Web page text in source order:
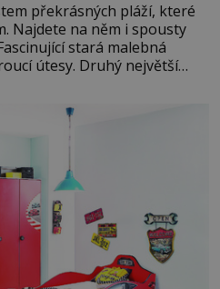
překrásných pláží, které
Najdete na něm i spousty
stará malebná
útesy. Druhý největší